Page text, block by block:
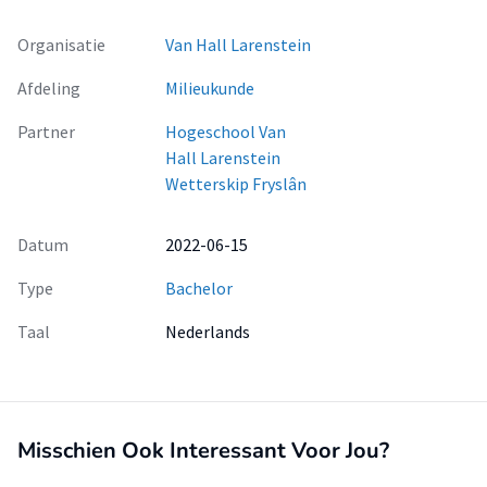
Organisatie
Van Hall Larenstein
Afdeling
Milieukunde
Partner
Hogeschool Van
Hall Larenstein
Wetterskip Fryslân
Datum
2022-06-15
Type
Bachelor
Taal
Nederlands
Misschien Ook Interessant Voor Jou?